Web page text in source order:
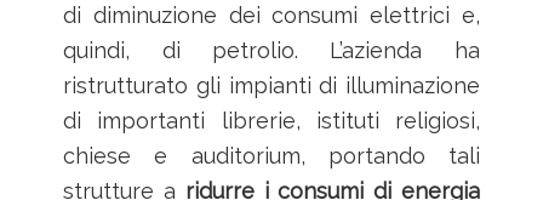
di diminuzione dei consumi elettrici e,
quindi, di petrolio. L’azienda ha
ristrutturato gli impianti di illuminazione
di importanti librerie, istituti religiosi,
chiese e auditorium, portando tali
strutture a ridurre i consumi di energia